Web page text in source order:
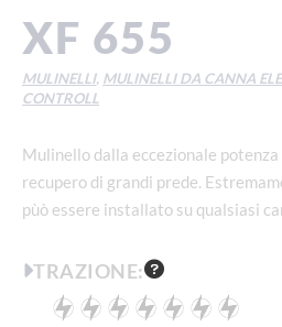
XF 655
MULINELLI, MULINELLI DA CANNA
CONTROLL
Mulinello dalla eccezionale
recupero di grandi prede.
pùò essere installato su qualsiasi
TRAZIONE: